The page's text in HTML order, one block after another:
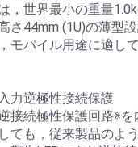
，世界最小の重量
さ44mm (1U)の薄型
モバイル用途に適して
力逆極性接続保護
接続極性保護回路※を
ても，従来製品のよ